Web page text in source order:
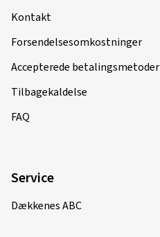
Kontakt
Forsendelsesomkostninger
Accepterede betalingsmetoder
Tilbagekaldelse
FAQ
Service
Dækkenes ABC